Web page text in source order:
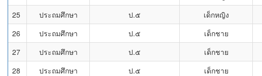
25
ประถมศึกษา ป.๕ เด็กหญิง
26
ประถมศึกษา ป.๕ เด็กชาย
27
ประถมศึกษา ป.๕ เด็กชาย
28
ประถมศึกษา ป.๕ เด็กชาย